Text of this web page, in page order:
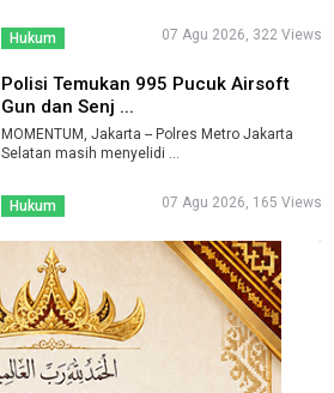
Hukum 07 Agu 2026, 322 Views
Polisi Temukan 995 Pucuk Airsoft
Gun dan Senj ...
MOMENTUM, Jakarta -- Polres Metro Jakarta
Selatan masih menyelidi ...
Hukum 07 Agu 2026, 165 Views